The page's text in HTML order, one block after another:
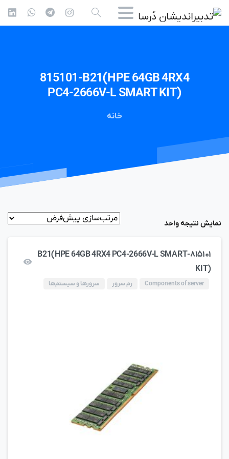
815101-B21(HPE64GB4RX4
PC4-2666V-LSMARTKIT)
خانه
نمایش نتیجه واحد
۸۱۵۱۰۱-B21(HPE 64GB 4RX4 PC4-2666V-L SMART
KIT)
Components of server رم سرور سرورها و سیستم‌ها